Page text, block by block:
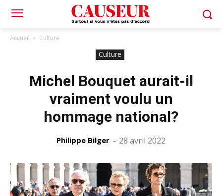
Accueil Culture
Culture
Michel Bouquet aurait-il
vraiment voulu un
hommage national?
Philippe Bilger - 28 avril 2022